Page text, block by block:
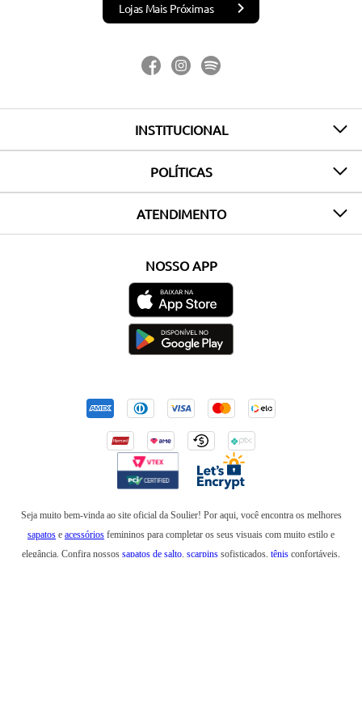
Lojas Mais Próximas
INSTITUCIONAL
POLÍTICAS
ATENDIMENTO
NOSSO APP
Seja muito bem-vinda ao site oficial da Soulier! Por aqui, você encontra os melhores
sapatos e acessórios femininos para completar os seus visuais com muito estilo e
elegância. Confira nossos sapatos de salto, scarpins sofisticados, tênis confortáveis,